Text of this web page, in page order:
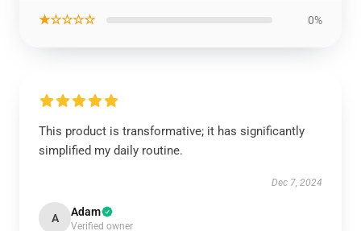
★☆☆☆☆ 0%
This product is transformative; it has significantly
simplified my daily routine.
Dec 7, 2024
A Adam
Verified owner